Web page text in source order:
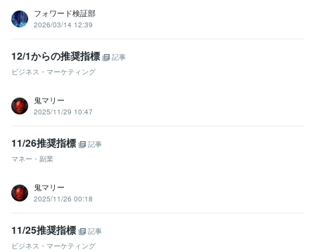
フォワード検証部
2026/03/14 12:39
12/1からの推奨指標
記事
ビジネス・マーケティング
鬼マリー
2025/11/29 10:47
11/26推奨指標
記事
マネー・副業
鬼マリー
2025/11/26 00:18
11/25推奨指標
記事
ビジネス・マーケティング